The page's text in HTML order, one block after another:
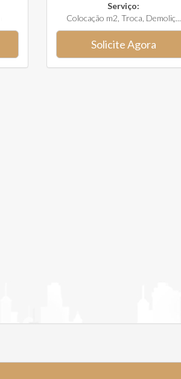
Serviço:
Colocação m2, Troca, Demoliç...
Solicite Agora